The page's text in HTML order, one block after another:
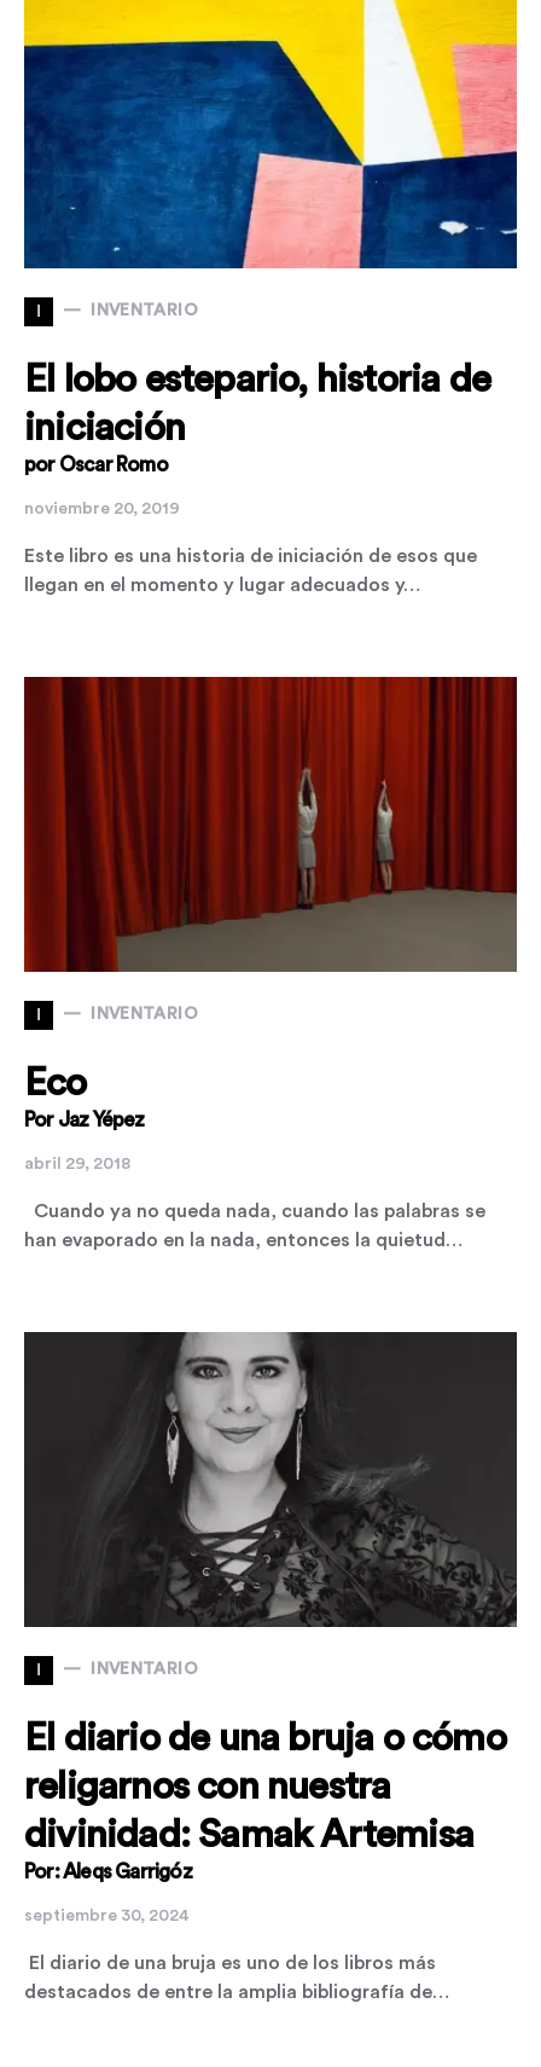
I INVENTARIO
El lobo estepario, historia de
iniciación
por Oscar Romo
noviembre 20, 2019
Este libro es una historia de iniciación de esos que
llegan en el momento y lugar adecuados y…
I INVENTARIO
Eco
Por Jaz Yépez
abril 29, 2018
Cuando ya no queda nada, cuando las palabras se
han evaporado en la nada, entonces la quietud…
I INVENTARIO
El diario de una bruja o cómo
religarnos con nuestra
divinidad: Samak Artemisa
Por: Aleqs Garrigóz
septiembre 30, 2024
El diario de una bruja es uno de los libros más
destacados de entre la amplia bibliografía de…